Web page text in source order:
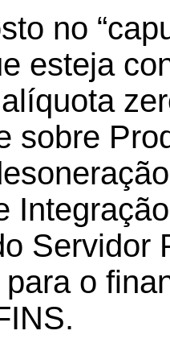
no
esteja
sobre
Servidor
o